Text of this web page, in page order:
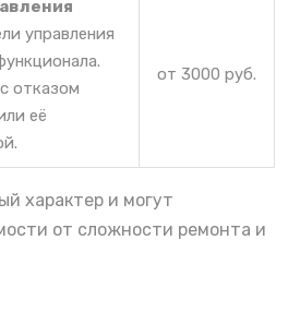
управления
отказом
её
от 3000 руб.
характер и могут
от сложности ремонта и